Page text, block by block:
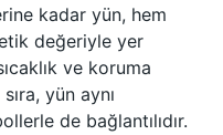
kadar yün, hem
değeriyle yer
ve koruma
yün aynı
de bağlantılıdır.